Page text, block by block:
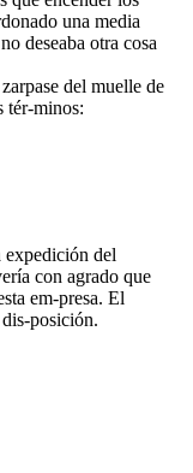
una media
deseaba otra cosa
del muelle de
tér-minos:
expedición del
con agrado que
em-presa. El
posición.